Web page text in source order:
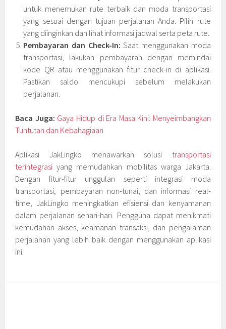
untuk menemukan rute terbaik dan moda transportasi
yang sesuai dengan tujuan perjalanan Anda. Pilih rute
yang diinginkan dan lihat informasi jadwal serta peta rute.
Pembayaran dan Check-In: Saat menggunakan moda
transportasi, lakukan pembayaran dengan memindai
kode QR atau menggunakan fitur check-in di aplikasi.
Pastikan saldo mencukupi sebelum melakukan
perjalanan.
Baca Juga: Gaya Hidup di Era Masa Kini: Menyeimbangkan
Tuntutan dan Kebahagiaan
Aplikasi JakLingko menawarkan solusi transportasi
terintegrasi yang memudahkan mobilitas warga Jakarta.
Dengan fitur-fitur unggulan seperti integrasi moda
transportasi, pembayaran non-tunai, dan informasi real-
time, JakLingko meningkatkan efisiensi dan kenyamanan
dalam perjalanan sehari-hari. Pengguna dapat menikmati
kemudahan akses, keamanan transaksi, dan pengalaman
perjalanan yang lebih baik dengan menggunakan aplikasi
ini.